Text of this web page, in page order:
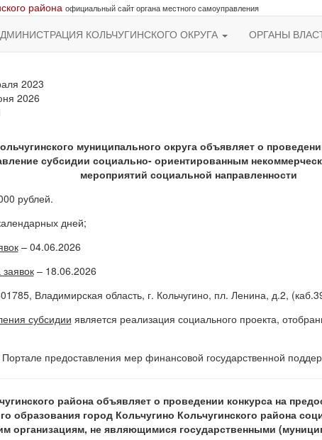
района официальный сайт органа местного самоуправления
КОЛЬЧУГИНСКОГО ОКРУГА ОРГАНЫ
2023
2026
муниципального округа объявляет о
субсидии социально- ориентированным
мероприятий социальной направленности
рублей.
дней;
– 04.06.2026
– 18.06.2026
Владимирская область, г. Кольчугино, пл. Ленина, д.2,
субсидии является реализация социального проекта,
Портале предоставления мер финансовой государственной
района объявляет о проведении конкурса на
образования город Кольчугино Кольчугинского района
организациям, не являющимися государственными